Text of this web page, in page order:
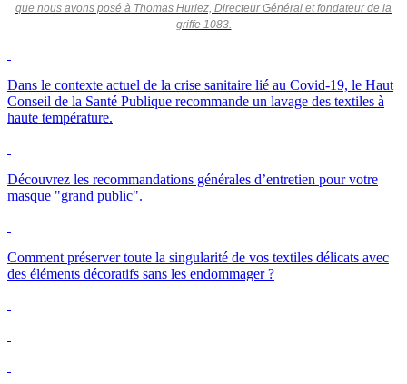
que nous avons posé à Thomas Huriez, Directeur Général et fondateur de la
griffe 1083.
Dans le contexte actuel de la crise sanitaire lié au Covid-19, le Haut
Conseil de la Santé Publique recommande un lavage des textiles à
haute température.
Découvrez les recommandations générales d’entretien pour votre
masque "grand public".
Comment préserver toute la singularité de vos textiles délicats avec
des éléments décoratifs sans les endommager ?